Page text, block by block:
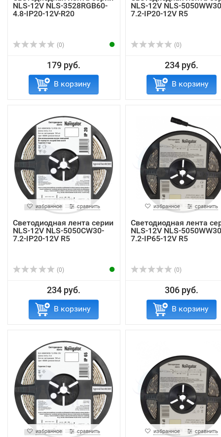
NLS-12V NLS-3528RGB60-
4.8-IP20-12V-R20
(0)
179 руб.
В корзину
NLS-12V NLS-
7.2-IP20-12V R5
(0)
234 руб.
В корзину
избранное сравнить
Светодиодная лента серии
NLS-12V NLS-5050СW30-
7.2-IP20-12V R5
(0)
234 руб.
В корзину
избранное сравнить
Светодиодная лента
NLS-12V NLS-
7.2-IP65-12V R5
(0)
306 руб.
В корзину
избранное сравнить избранное сравнить